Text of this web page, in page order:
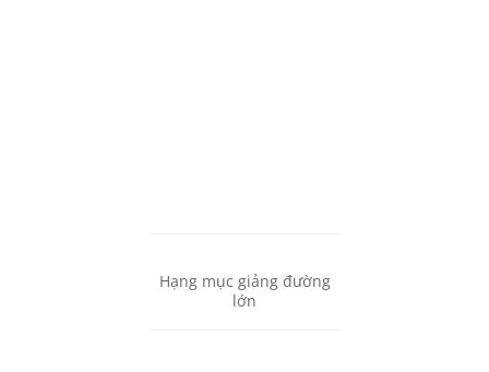
Hạng mục giảng đường
lớn